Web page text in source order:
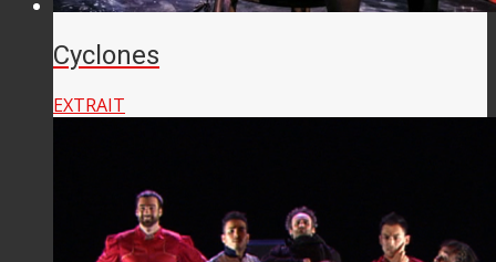
Cyclones
EXTRAIT